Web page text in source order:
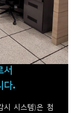
다.
시스템)은 첨